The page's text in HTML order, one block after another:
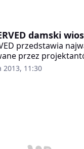
damski
przedstawia
przez
2013, 11:30